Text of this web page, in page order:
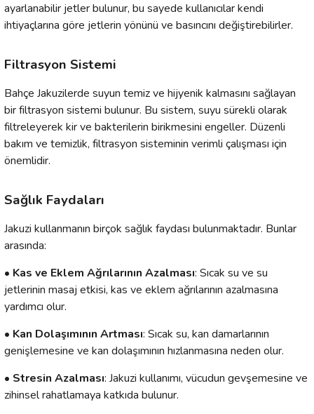
ayarlanabilir jetler bulunur, bu sayede kullanıcılar kendi
ihtiyaçlarına göre jetlerin yönünü ve basıncını değiştirebilirler.
Filtrasyon Sistemi
Bahçe Jakuzilerde suyun temiz ve hijyenik kalmasını sağlayan
bir filtrasyon sistemi bulunur. Bu sistem, suyu sürekli olarak
filtreleyerek kir ve bakterilerin birikmesini engeller. Düzenli
bakım ve temizlik, filtrasyon sisteminin verimli çalışması için
önemlidir.
Sağlık Faydaları
Jakuzi kullanmanın birçok sağlık faydası bulunmaktadır. Bunlar
arasında:
• Kas ve Eklem Ağrılarının Azalması: Sıcak su ve su
jetlerinin masaj etkisi, kas ve eklem ağrılarının azalmasına
yardımcı olur.
• Kan Dolaşımının Artması: Sıcak su, kan damarlarının
genişlemesine ve kan dolaşımının hızlanmasına neden olur.
• Stresin Azalması: Jakuzi kullanımı, vücudun gevşemesine ve
zihinsel rahatlamaya katkıda bulunur.